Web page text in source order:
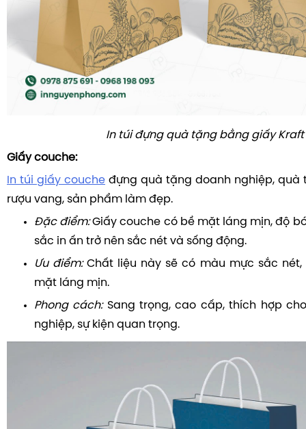
In túi đựng quà tặng bằng giấy Kraft
Giấy couche:
In túi giấy couche đựng quà tặng doanh nghiệp, quà
rượu vang, sản phẩm làm đẹp.
Đặc điểm:Giấy couche có bề mặt láng mịn, độ
sắc in ấn trở nên sắc nét và sống động.
Ưu điểm:Chất liệu này sẽ có màu mực sắc nét,
mặt láng mịn.
Phong cách:Sang trọng, cao cấp, thích hợp
nghiệp, sự kiện quan trọng.